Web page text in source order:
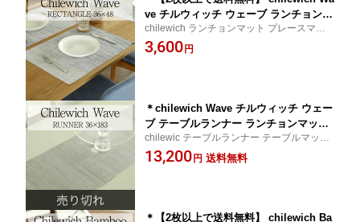
ve チルウィッチ ウェーブ ランチョンマ
ット テーブルマット プレースマット お
しゃれ 北欧 洗える ホテル レストラン
chilewich ランチョンマット プレースマッ
ト テーブルマットギフト プレゼント 撥水
洗える 防水
3,600 円
＊chilewich Wave チルウィッチ ウェー
ブ テーブルランナー ランチョンマット
テーブルマット プレースマット おしゃ
れ 北欧 洗える ホテル レストラン 高級
chilewic テーブルランナー テーブルマット
ギフト プレゼント 撥水 洗える 防水
13,200 円 送料無料
＊【2枚以上で送料無料】 chilewich Ba